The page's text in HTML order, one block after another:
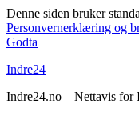
Denne siden bruker
Personvernerklæring og
Godta
Indre24
Indre24.no – Nettavis for